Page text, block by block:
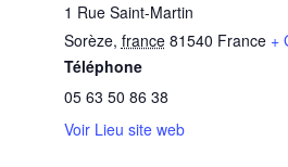
1 Rue Saint-Martin
Sorèze, france 81540 France +
Téléphone
05 63 50 86 38
Voir Lieu site web